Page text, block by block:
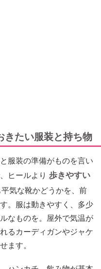
きたい服装と持ち物
服装の準備がものを言い
ヒールより 歩きやすい
気な靴かどうかを、前
。服は動きやすく、多少
なものを。屋外で気温が
るカーディガンやジャケ
ます。